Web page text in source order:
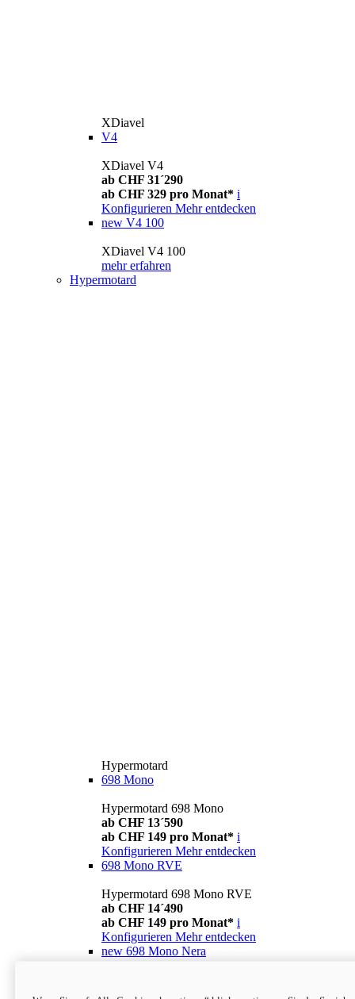
XDiavel
V4
XDiavel V4
ab CHF 31´290
ab CHF 329 pro Monat* i
Konfigurieren Mehr entdecken
new V4 100
XDiavel V4 100
mehr erfahren
Hypermotard
Hypermotard
698 Mono
Hypermotard 698 Mono
ab CHF 13´590
ab CHF 149 pro Monat* i
Konfigurieren Mehr entdecken
698 Mono RVE
Hypermotard 698 Mono RVE
ab CHF 14´490
ab CHF 149 pro Monat* i
Konfigurieren Mehr entdecken
new 698 Mono Nera
ab CHF 13´990